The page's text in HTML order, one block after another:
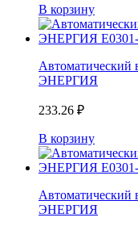
В корзину
ЭНЕРГИЯ
233.26 ₽
В корзину
ЭНЕРГИЯ